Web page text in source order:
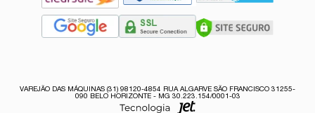
VAREJÃO DAS MÁQUINAS (31) 98120-4854 RUA ALGARVE SÃO FRANCISCO 31255-
090 BELO HORIZONTE - MG 30.223.154/0001-03